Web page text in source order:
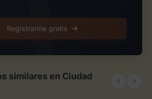
Registrarme gratis
similares en Ciudad